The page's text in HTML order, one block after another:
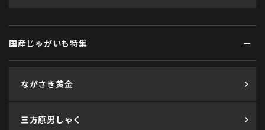
国産じゃがいも特集
ながさき黄金
三方原男しゃく